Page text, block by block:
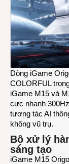
Dòng iGame
COLORFUL
iGame M15 và
cực nhanh
tương tác AI
không vũ trụ.
Bộ xử lý
sáng tạo
iGame M15